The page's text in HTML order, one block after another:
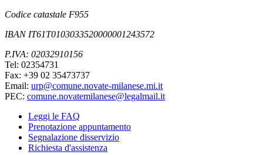
Codice catastale F955
IBAN IT61T0103033520000001243572
P.IVA: 02032910156
Tel: 02354731
Fax: +39 02 35473737
Email: urp@comune.novate-milanese.mi.it
PEC: comune.novatemilanese@legalmail.it
Leggi le FAQ
Prenotazione appuntamento
Segnalazione disservizio
Richiesta d'assistenza